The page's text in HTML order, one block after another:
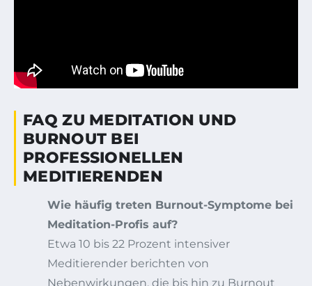
FAQ ZU MEDITATION UND
BURNOUT BEI
PROFESSIONELLEN
MEDITIERENDEN
Wie häufig treten Burnout-Symptome bei
Meditation-Profis auf?
Etwa 10 bis 22 Prozent intensiver
Meditierender berichten von
Nebenwirkungen, die bis hin zu Burnout